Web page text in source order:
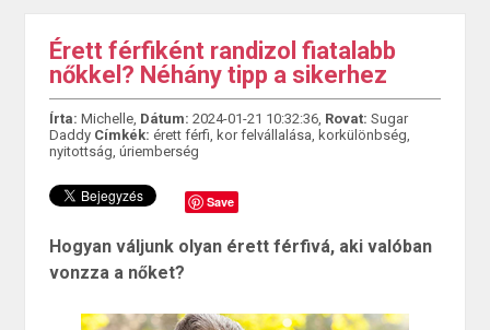
Érett férfiként randizol fiatalabb
nőkkel? Néhány tipp a sikerhez
Írta: Michelle, Dátum: 2024-01-21 10:32:36, Rovat: Sugar
Daddy Címkék: érett férfi, kor felvállalása, korkülönbség,
nyitottság, úriemberség
Save
Hogyan váljunk olyan érett férfivá, aki valóban
vonzza a nőket?